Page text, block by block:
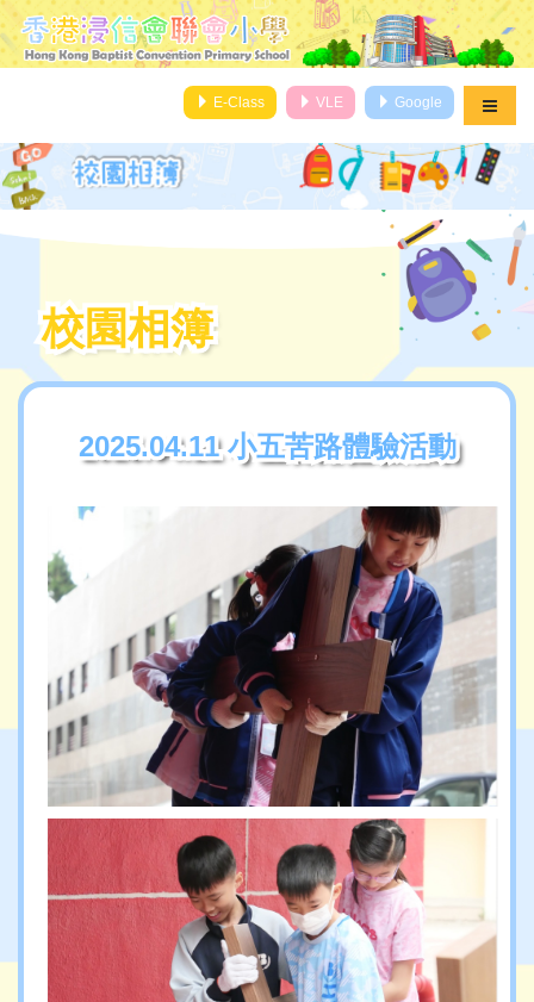
E-Class VLE Google
校園相簿
校園相簿
2025.04.11 小五苦路體驗活動
2025.04.11 小五苦路體驗活動